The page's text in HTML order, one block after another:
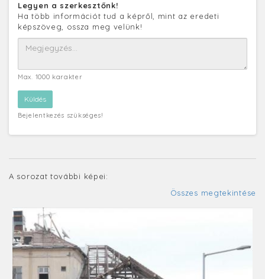
Legyen a szerkesztőnk!
Ha több információt tud a képről, mint az eredeti
képszöveg, ossza meg velünk!
Max. 1000 karakter
Bejelentkezés szükséges!
A sorozat további képei:
Összes megtekintése